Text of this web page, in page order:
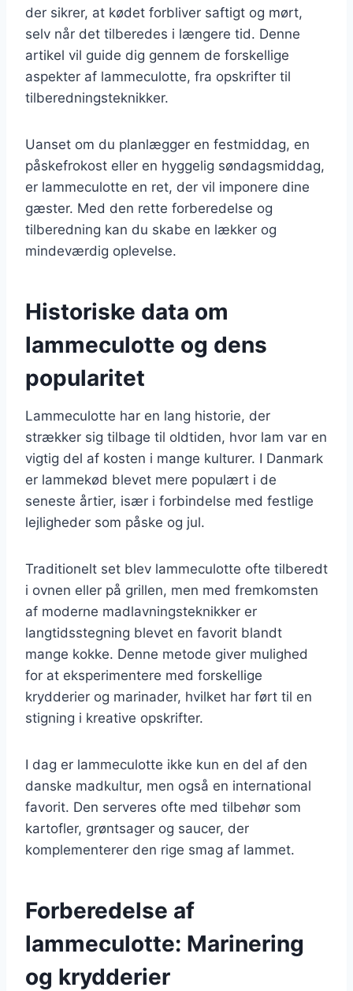
der sikrer, at kødet forbliver saftigt og mørt,
selv når det tilberedes i længere tid. Denne
artikel vil guide dig gennem de forskellige
aspekter af lammeculotte, fra opskrifter til
tilberedningsteknikker.
Uanset om du planlægger en festmiddag, en
påskefrokost eller en hyggelig søndagsmiddag,
er lammeculotte en ret, der vil imponere dine
gæster. Med den rette forberedelse og
tilberedning kan du skabe en lækker og
mindeværdig oplevelse.
Historiske data om
lammeculotte og dens
popularitet
Lammeculotte har en lang historie, der
strækker sig tilbage til oldtiden, hvor lam var en
vigtig del af kosten i mange kulturer. I Danmark
er lammekød blevet mere populært i de
seneste årtier, især i forbindelse med festlige
lejligheder som påske og jul.
Traditionelt set blev lammeculotte ofte tilberedt
i ovnen eller på grillen, men med fremkomsten
af moderne madlavningsteknikker er
langtidsstegning blevet en favorit blandt
mange kokke. Denne metode giver mulighed
for at eksperimentere med forskellige
krydderier og marinader, hvilket har ført til en
stigning i kreative opskrifter.
I dag er lammeculotte ikke kun en del af den
danske madkultur, men også en international
favorit. Den serveres ofte med tilbehør som
kartofler, grøntsager og saucer, der
komplementerer den rige smag af lammet.
Forberedelse af
lammeculotte: Marinering
og krydderier